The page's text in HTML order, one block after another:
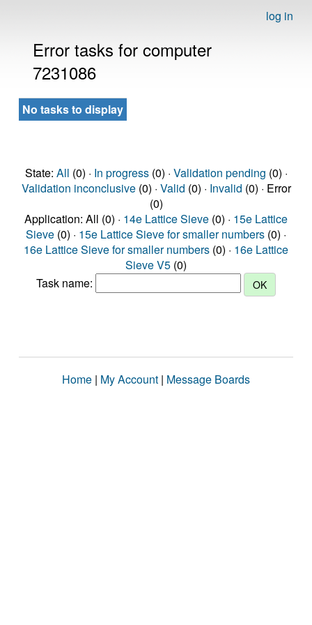
log in
Error tasks for computer
7231086
No tasks to display
State: All (0) · In progress(0) · Validation pending (0) ·
Validation inconclusive(0) · Valid (0) · Invalid (0) · Error
(0)
Application: All (0) · 14e Lattice Sieve (0) · 15e Lattice
Sieve (0) · 15e Lattice Sieve for smaller numbers (0) ·
16e Lattice Sieve for smaller numbers (0) · 16e Lattice
Sieve V5 (0)
Task name:
Home | My Account | Message Boards